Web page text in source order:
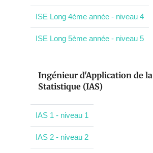
ISE Long 4ème année - niveau 4
ISE Long 5ème année - niveau 5
Ingénieur d'Application de la
Statistique (IAS)
IAS 1 - niveau 1
IAS 2 - niveau 2